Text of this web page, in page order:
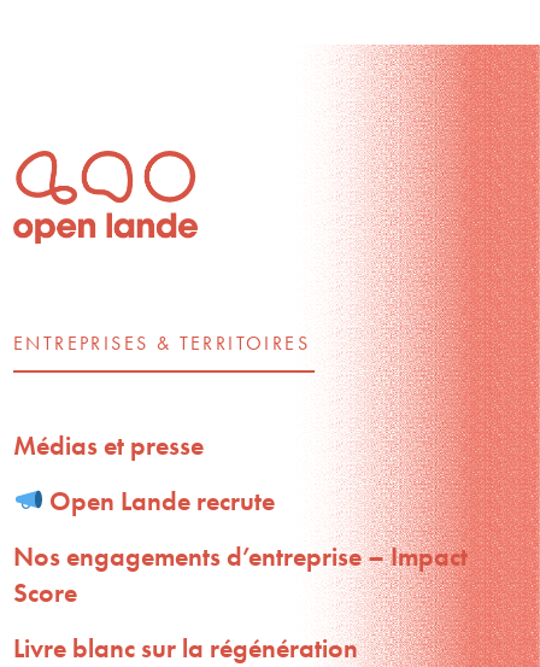
ENTREPRISES & TERRITOIRES
Médias et presse
Open Lande recrute
Nos engagements d’entreprise – Impact
Score
Livre blanc sur la régénération